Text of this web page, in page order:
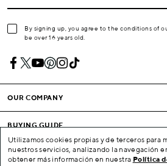
By signing up, you agree to the conditions of
be over 16 years old.
OUR COMPANY
BUYING GUIDE
CONDITIONS AND COMPANY
Utilizamos cookies propias y de terceros para
nuestros servicios, analizando la navegación
obtener más información en nuestra Política